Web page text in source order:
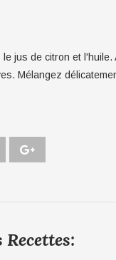
jus de citron et
Mélangez